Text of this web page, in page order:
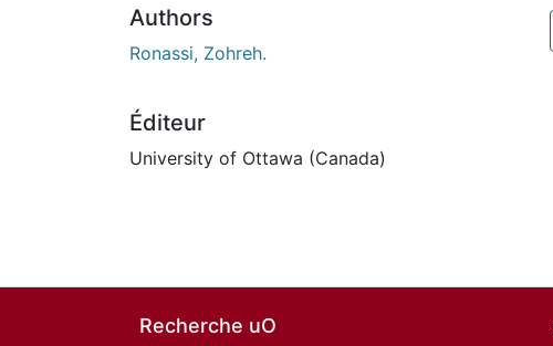
Authors
Ronassi, Zohreh.
Éditeur
University of Ottawa (Canada)
Recherche uO